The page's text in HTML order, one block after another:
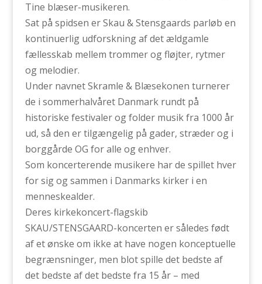
Tine blæser-musikeren.
Sat på spidsen er Skau & Stensgaards parløb en
kontinuerlig udforskning af det ældgamle
fællesskab mellem trommer og fløjter, rytmer
og melodier.
Under navnet Skramle & Blæsekonen turnerer
de i sommerhalvåret Danmark rundt på
historiske festivaler og folder musik fra 1000 år
ud, så den er tilgængelig på gader, stræder og i
borggårde OG for alle og enhver.
Som koncerterende musikere har de spillet hver
for sig og sammen i Danmarks kirker i en
menneskealder.
Deres kirkekoncert-flagskib
SKAU/STENSGAARD-koncerten er således født
af et ønske om ikke at have nogen konceptuelle
begrænsninger, men blot spille det bedste af
det bedste af det bedste fra 15 år – med